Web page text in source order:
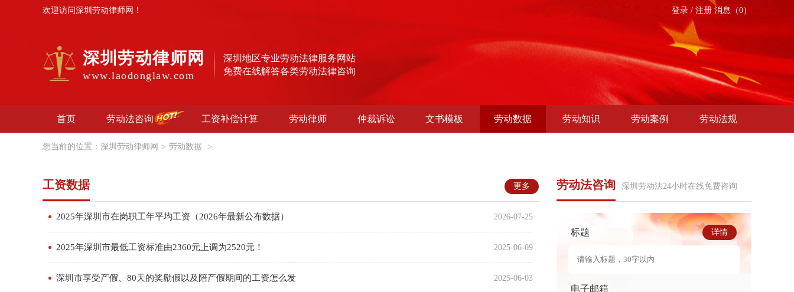
欢迎访问深圳劳动律师网！ 登录 / 注册 消息（0）
深圳劳动律师网
www.laodonglaw.com
深圳地区专业劳动法律服务网站
免费在线解答各类劳动法律咨询
首页 劳动法咨询 工资补偿计算 劳动律师 仲裁诉讼 文书模板 劳动数据 劳动知识 劳动案例 劳动法规
您当前的位置： 深圳劳动律师网 > 劳动数据 >
工资数据 更多
2025年深圳市在岗职工年平均工资（2026年最新公布数据） 2026-07-25
2025年深圳市最低工资标准由2360元上调为2520元！ 2025-06-09
深圳市享受产假、80天的奖励假以及陪产假期间的工资怎么发 2025-06-03
劳动法咨询 深圳劳动法24小时在线免费咨询
详情
标题
电子邮箱